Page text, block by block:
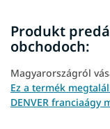
Produkt
obchodoch:
Magyarországról
Ez a termék
DENVER franciaágy